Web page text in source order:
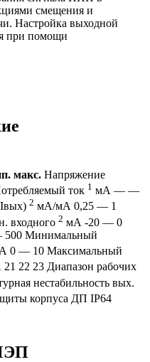
смещения и
Настройка выходной
при помощи
макс. Напряжение
ток 1 мА — —
2 мА/мА 0,25 — 1
входного 2 мА -20 — 0
500 Минимальный
0 — 10 Максимальный
22 23 Диапазон рабочих
нестабильность вых.
корпуса ДП IP64